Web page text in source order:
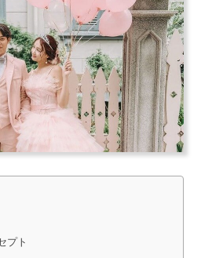
プト